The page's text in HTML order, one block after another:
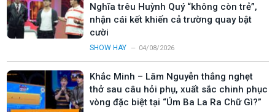
Nghĩa trêu Huỳnh Quý “không còn trẻ”,
nhận cái kết khiến cả trường quay bật
cười
SHOW HAY 04/08/2026
Khắc Minh – Lâm Nguyễn thắng nghẹt
thở sau câu hỏi phụ, xuất sắc chinh phục
vòng đặc biệt tại “Úm Ba La Ra Chữ Gì?”